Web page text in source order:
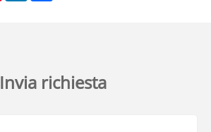
Invia richiesta